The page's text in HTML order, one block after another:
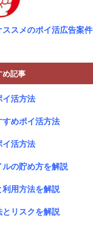
ススメのポイ活広告案件
め記事
イ活方法
めポイ活方法
イ活方法
ルの貯め方を解説
利用方法を解説
とリスクを解説